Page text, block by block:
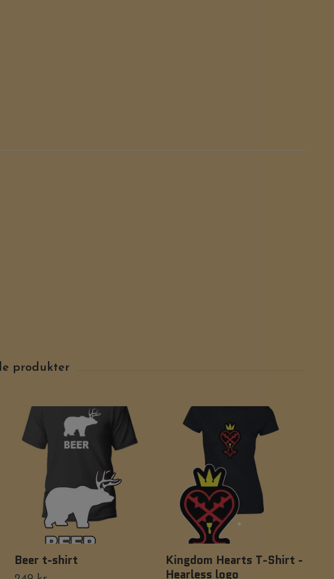
Beer t-shirt
Kingdom Hearts T-Shirt -
Hearless logo